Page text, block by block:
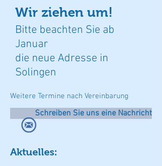
Wir ziehen um!
Bitte beachten Sie ab
Januar
die neue Adresse in
Solingen
Weitere Termine nach Vereinbarung
Schreiben Sie uns eine Nachricht
Aktuelles: